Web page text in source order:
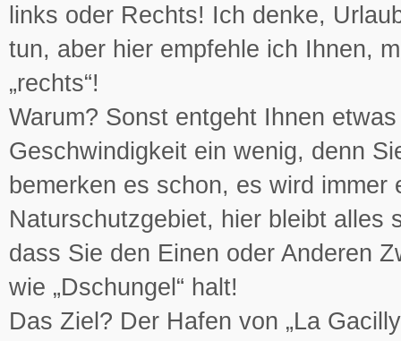
links oder Rechts! Ich denke,
tun, aber hier empfehle ich Ihnen,
„rechts“!
Warum? Sonst entgeht Ihnen
Geschwindigkeit ein wenig, denn
bemerken es schon, es wird immer
Naturschutzgebiet, hier bleibt alles
dass Sie den Einen oder Anderen
wie „Dschungel“ halt!
Das Ziel? Der Hafen von „La